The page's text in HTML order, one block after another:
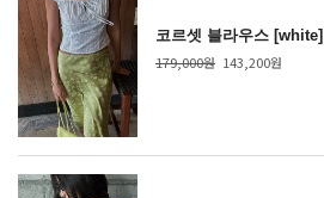
코르셋 블라우스 [white]
179,000원 143,200원